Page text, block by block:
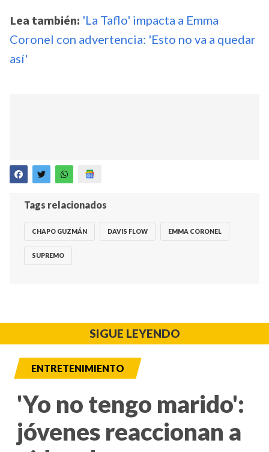
Lea también: 'La Taflo' impacta a Emma
Coronel con advertencia: 'Esto no va a quedar
así'
Tags relacionados
CHAPO GUZMÁN DAVIS FLOW EMMA CORONEL
SUPREMO
SIGUE LEYENDO
ENTRETENIMIENTO
'Yo no tengo marido':
jóvenes reaccionan a